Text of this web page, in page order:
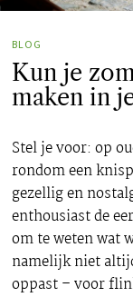
BLOG
Kun je
maken in
Stel je voor: op
rondom een
gezellig en
enthousiast de
om te weten wat
namelijk niet
oppast – voor